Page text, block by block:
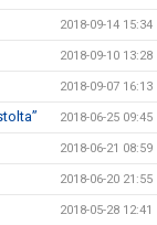
2018-09-14 15:34
2018-09-10 13:28
2018-09-07 16:13
2018-06-25 09:45
2018-06-21 08:59
2018-06-20 21:55
2018-05-28 12:41